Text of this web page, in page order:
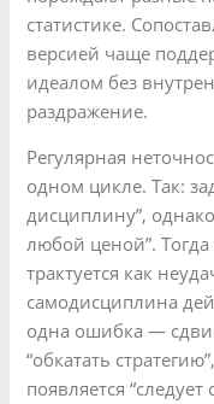
статистике.
версией чаще
идеалом без
раздражение.
Регулярная
одном цикле. Так:
дисциплину”,
любой ценой”.
трактуется как
самодисциплина
одна ошибка —
“обкатать
появляется